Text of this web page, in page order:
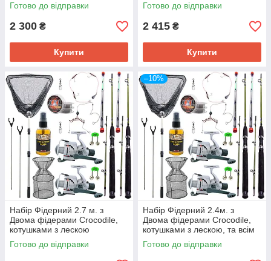
Готово до відправки
2 300 ₴
Купити
Готово до відправки
2 415 ₴
Купити
Набір Фідерний 2.7 м. з
Двома фідерами Crocodile,
котушками з лескою
Готово до відправки
–10%
Набір Фідерний 2.4м. з
Двома фідерами Crocodile,
котушками з лескою, та всім
необхідним
Готово до відправки